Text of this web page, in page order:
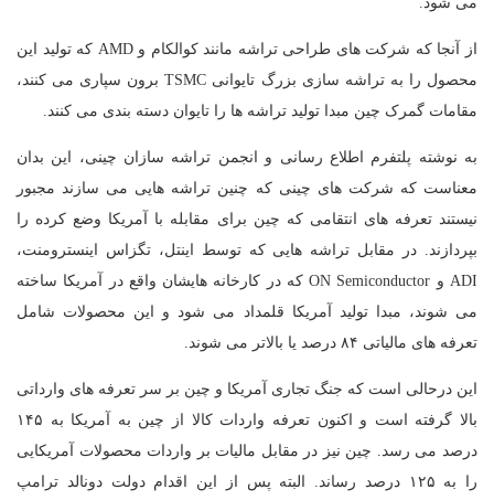
از آنجا که شرکت های طراحی تراشه مانند کوالکام و AMD که تولید این
محصول را به تراشه سازی بزرگ تایوانی TSMC برون سپاری می کنند،
مقامات گمرک چین مبدا تولید تراشه ها را تایوان دسته بندی می کنند.
به نوشته پلتفرم اطلاع رسانی و انجمن تراشه سازان چینی، این بدان
معناست که شرکت های چینی که چنین تراشه هایی می سازند مجبور
نیستند تعرفه های انتقامی که چین برای مقابله با آمریکا وضع کرده را
بپردازند. در مقابل تراشه هایی که توسط اینتل، تگزاس اینسترومنت،
ADI و ON Semiconductor که در کارخانه هایشان واقع در آمریکا ساخته
می شوند، مبدا تولید آمریکا قلمداد می شود و این محصولات شامل
تعرفه های مالیاتی ۸۴ درصد یا بالاتر می شوند.
این درحالی است که جنگ تجاری آمریکا و چین بر سر تعرفه های وارداتی
بالا گرفته است و اکنون تعرفه واردات کالا از چین به آمریکا به ۱۴۵
درصد می رسد. چین نیز در مقابل مالیات بر واردات محصولات آمریکایی
را به ۱۲۵ درصد رساند. البته پس از این اقدام دولت دونالد ترامپ